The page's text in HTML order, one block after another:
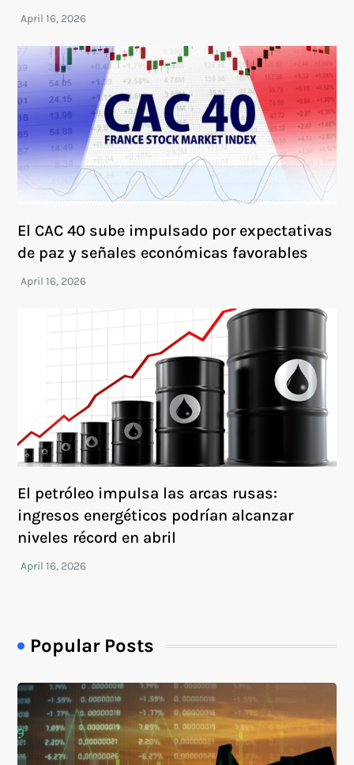
El CAC 40 sube impulsado por expectativas
de paz y señales económicas favorables
El petróleo impulsa las arcas rusas:
ingresos energéticos podrían alcanzar
niveles récord en abril
Popular Posts